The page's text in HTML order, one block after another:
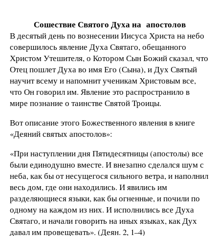
Сошествие Святого Духа на апостолов
В десятый день по вознесении Иисуса Христа на небо
совершилось явление Духа Святаго, обещанного
Христом Утешителя, о Котором Сын Божий сказал, что
Отец пошлет Духа во имя Его (Сына), и Дух Святый
научит всему и напомнит ученикам Христовым все,
что Он говорил им. Явление это распространило в
мире познание о таинстве Святой Троицы.
Вот описание этого Божественного явления в книге
«Деяний святых апостолов»:
«При наступлении дня Пятидесятницы (апостолы) все
были единодушно вместе. И внезапно сделался шум с
неба, как бы от несущегося сильного ветра, и наполнил
весь дом, где они находились. И явились им
разделяющиеся языки, как бы огненные, и почили по
одному на каждом из них. И исполнились все Духа
Святаго, и начали говорить на иных языках, как Дух
давал им провещевать». (Деян. 2, 1–4)